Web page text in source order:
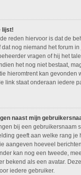
lijst!
reden hiervoor is dat de
nog niemand het forum
vragen of hij het
het nog niet bestaat,
hieromtrent kan gevonden
link staat onderaan iedere
naast mijn
bij een gebruikersnaam
geeft aan welke rang je
aangeven hoeveel
kan nog een tweede,
bekend als een avatar.
iedere gebruiker.